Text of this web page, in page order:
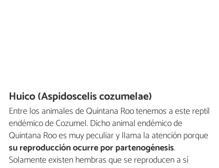
Huico (Aspidoscelis cozumelae)
Entre los animales de Quintana Roo tenemos a este reptil
endémico de Cozumel. Dicho animal endémico de
Quintana Roo es muy peculiar y llama la atención porque
su reproducción ocurre por partenogénesis.
Solamente existen hembras que se reproducen a sí